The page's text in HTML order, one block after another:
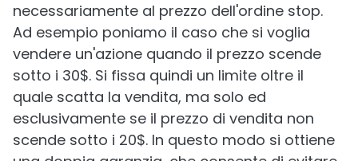
necessariamente al prezzo dell'ordine stop.
Ad esempio poniamo il caso che si voglia
vendere un'azione quando il prezzo scende
sotto i 30$. Si fissa quindi un limite oltre il
quale scatta la vendita, ma solo ed
esclusivamente se il prezzo di vendita non
scende sotto i 20$. In questo modo si ottiene